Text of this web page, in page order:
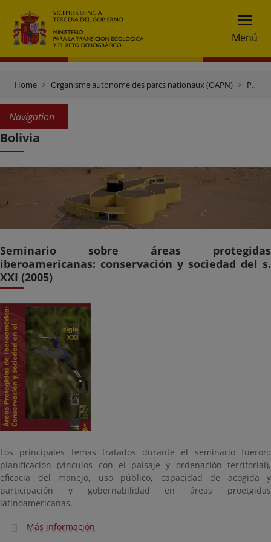
Menú
Home Organisme autonome des parcs nationaux (OAPN) Projets de coopération
Navigation
Bolivia
Seminario sobre áreas protegidas
iberoamericanas: conservación y sociedad del s.
XXI (2005)
Los principales temas tratados durante el seminario fueron:
planificación (vínculos con el paisaje y ordenación territorial),
eficacia del manejo, uso público, capacidad de acogida y
participación y gobernabilidad en áreas proetgidas
latinoamericanas.
Más información